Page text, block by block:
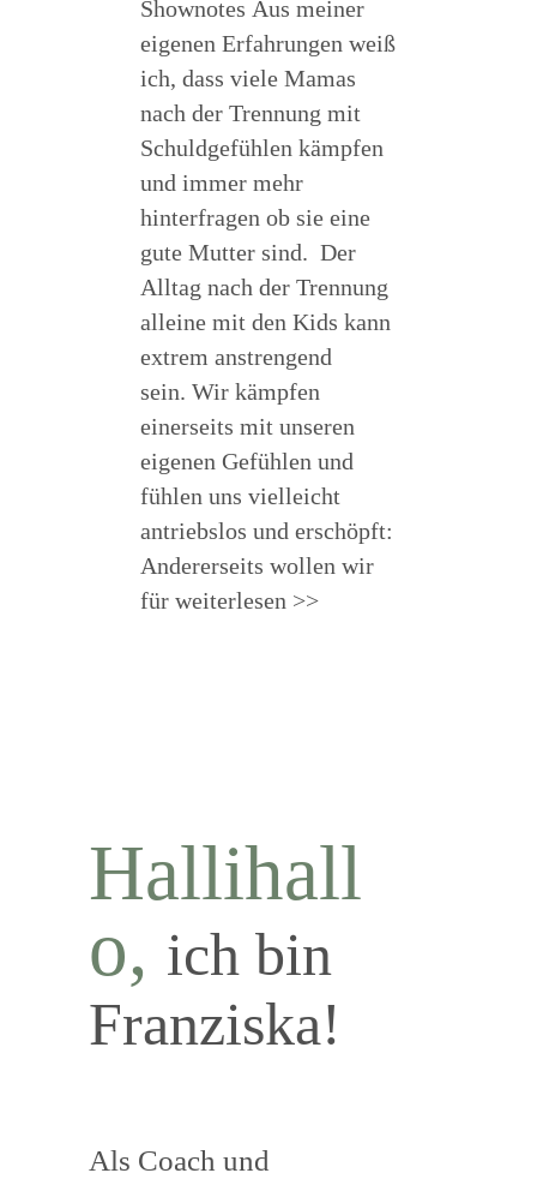
Shownotes Aus meiner
eigenen Erfahrungen weiß
ich, dass viele Mamas
nach der Trennung mit
Schuldgefühlen kämpfen
und immer mehr
hinterfragen ob sie eine
gute Mutter sind. Der
Alltag nach der Trennung
alleine mit den Kids kann
extrem anstrengend
sein. Wir kämpfen
einerseits mit unseren
eigenen Gefühlen und
fühlen uns vielleicht
antriebslos und erschöpft:
Andererseits wollen wir
für weiterlesen >>
Hallihall
o, ich bin
Franziska!
Als Coach und